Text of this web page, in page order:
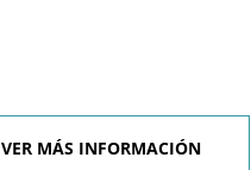
VER MÁS INFORMACIÓN